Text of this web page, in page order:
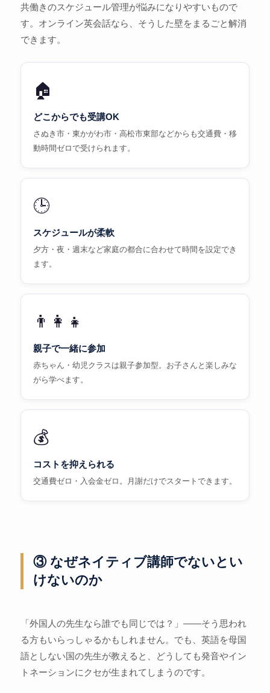
共働きのスケジュール管理が悩みになりやすいもので
す。オンライン英会話なら、そうした壁をまるごと解消
できます。
🏠
どこからでも受講OK
さぬき市・東かがわ市・高松市東部などからも交通費・移
動時間ゼロで受けられます。
🕒
スケジュールが柔軟
夕方・夜・週末など家庭の都合に合わせて時間を設定でき
ます。
👨‍👩‍👧
親子で一緒に参加
赤ちゃん・幼児クラスは親子参加型。お子さんと楽しみな
がら学べます。
💰
コストを抑えられる
交通費ゼロ・入会金ゼロ。月謝だけでスタートできます。
③ なぜネイティブ講師でないとい
けないのか
「外国人の先生なら誰でも同じでは？」——そう思われ
る方もいらっしゃるかもしれません。でも、英語を母国
語としない国の先生が教えると、どうしても発音やイン
トネーションにクセが生まれてしまうのです。